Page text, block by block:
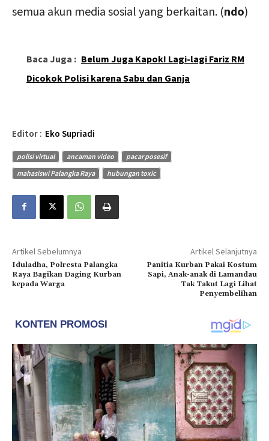
semua akun media sosial yang berkaitan. (ndo)
Baca Juga : Belum Juga Kapok! Lagi-lagi Fariz RM
Dicokok Polisi karena Sabu dan Ganja
Editor : Eko Supriadi
polisi virtual ancaman video
pacar posesif
mahasiswi Palangka Raya
hubungan toxic
Artikel Sebelumnya
Iduladha, Polresta Palangka
Raya Bagikan Daging Kurban
kepada Warga
Artikel Selanjutnya
Panitia Kurban Pakai Kostum
Sapi, Anak-anak di Lamandau
Tak Takut Lagi Lihat
Penyembelihan